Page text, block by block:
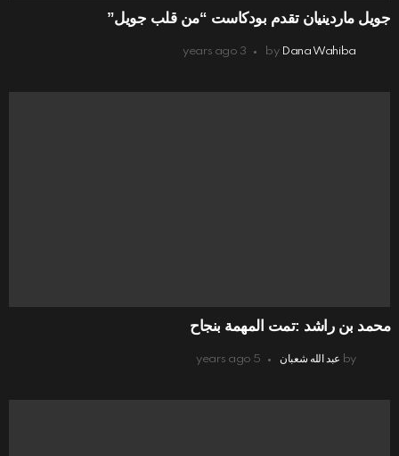
جويل ماردينيان تقدم بودكاست “من قلب جويل”
by Dana Wahiba
3 years ago
محمد بن راشد :تمت المهمة بنجاح
by عبد الله شعبان 5 years ago